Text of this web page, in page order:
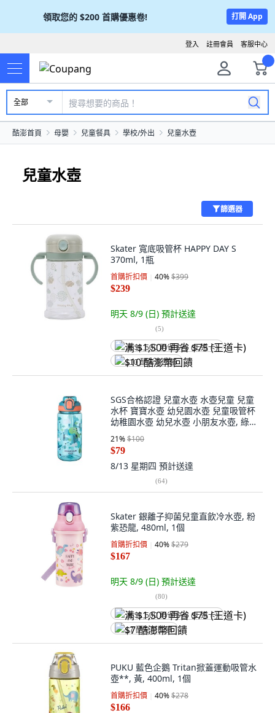
領取您的 $200 首購優惠卷! 打開 App
客服中心
註冊會員
登入
全部
酷澎首頁 母嬰 兒童餐具 學校/外出 兒童水壺
兒童水壺
篩選器
Skater 寬底吸管杯 HAPPY DAY S
370ml, 1瓶
首購折扣價 40%$399
$239
明天 8/9 (日) 預計送達
(5)
满 $1,500 再省 $75 (王道卡)
$10 酷澎幣回饋
SGS合格認證 兒童水壺 水壺兒童 兒童
水杯 寶寶水壺 幼兒園水壺 兒童吸管杯
幼稚園水壺 幼兒水壺 小朋友水壺, 綠
色恐龍, 1個, 600ml
21%$100
$79
8/13 星期四 預計送達
(64)
Skater 銀離子抑菌兒童直飲冷水壺, 粉
紫恐龍, 480ml, 1個
首購折扣價 40%$279
$167
明天 8/9 (日) 預計送達
(80)
满 $1,500 再省 $75 (王道卡)
$7 酷澎幣回饋
PUKU 藍色企鵝 Tritan掀蓋運動吸管水
壺**, 黃, 400ml, 1個
首購折扣價 40%$278
$166